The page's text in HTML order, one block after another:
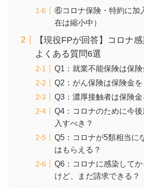
⑥コロナ保険・特約に加
在は縮小中）
【現役FPが回答】コロナ
よくある質問6選
Q1：就業不能保険は保
Q2：がん保険は保険金を
Q3：濃厚接触者は保険金
Q4：コロナのために今
入すべき？
Q5：コロナが5類相当に
はもらえる？
Q6：コロナに感染して
けど、まだ請求できる？